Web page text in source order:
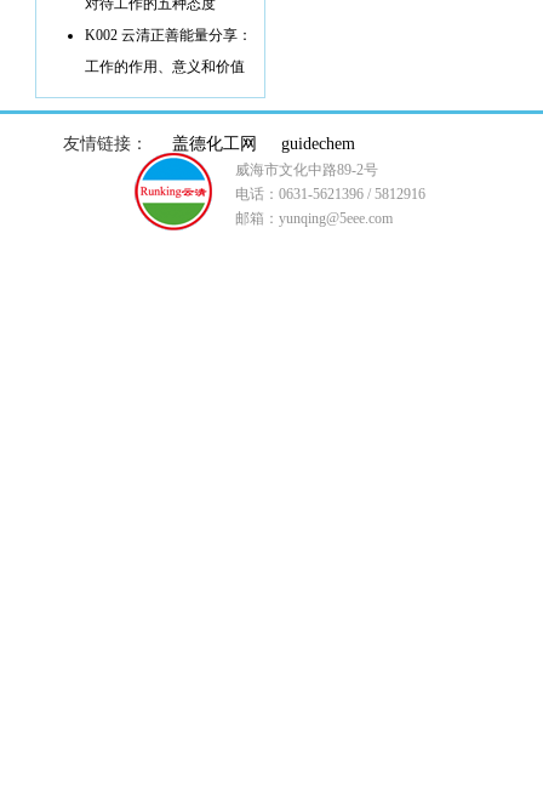
对待工作的五种态度
K002 云清正善能量分享：
工作的作用、意义和价值
友情链接： 盖德化工网 guidechem
威海市文化中路89-2号
电话：0631-5621396 / 5812916
邮箱：yunqing@5eee.com